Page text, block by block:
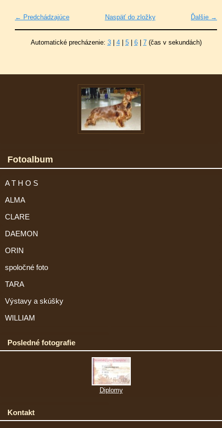
← Predchádzajúce Ďalšie →
Naspäť do zložky
Automatické precházenie: 3| 4| 5| 6| 7(čas v sekundách)
Fotoalbum
A T H O S
ALMA
CLARE
DAEMON
ORIN
spoločné foto
TARA
Výstavy a skúšky
WILLIAM
Posledné fotografie
Diplomy
Kontakt